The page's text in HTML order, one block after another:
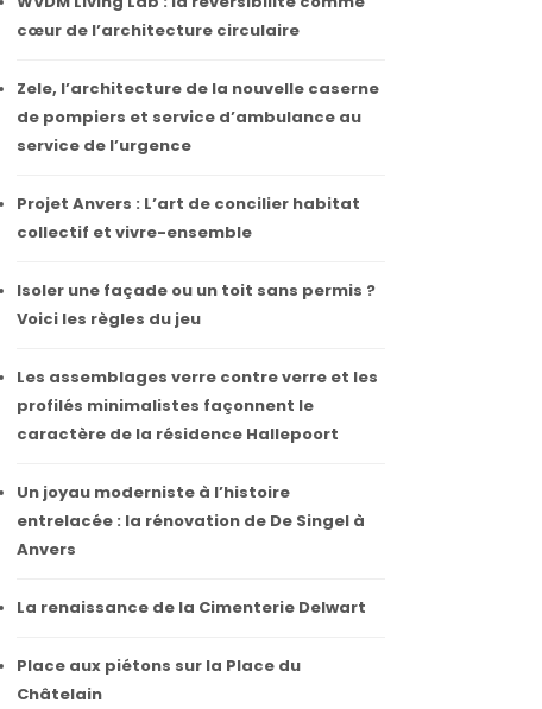
cœur de l’architecture circulaire
Zele, l’architecture de la nouvelle caserne
de pompiers et service d’ambulance au
service de l’urgence
Projet Anvers : L’art de concilier habitat
collectif et vivre-ensemble
Isoler une façade ou un toit sans permis ?
Voici les règles du jeu
Les assemblages verre contre verre et les
profilés minimalistes façonnent le
caractère de la résidence Hallepoort
Un joyau moderniste à l’histoire
entrelacée : la rénovation de De Singel à
Anvers
La renaissance de la Cimenterie Delwart
Place aux piétons sur la Place du
Châtelain